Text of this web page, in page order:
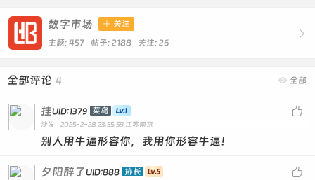
897803--普号--5级--3188元 会4 零违规 干净处号
915434--靓号--三太--3500元 会9 倒3顺 回旋尾
921293--普号--双太--4800元 会6 就爱你寓意 内回旋
946434--普号--皇冠--4588元 会9黄9绿8腾6红5
989410--普号--31级--3200元 会5 回旋开 9894递减
8717541--首次人脸--550元--登录扫下脸就可以，不影响
使用

数字市场  关注
主题: 457 帖子: 2188 关注: 26
 全部
全部评论 4

挂UID:1379 菜鸟
沙发 2025-2-28 23:55:59 江苏南京
别人用牛逼形容你，我用你形容牛逼！

夕阳醉了UID:888 排长